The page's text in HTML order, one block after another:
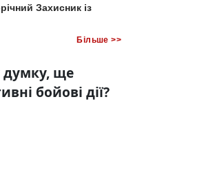
Захисник із
Більше >>
думку, ще
бойові дії?